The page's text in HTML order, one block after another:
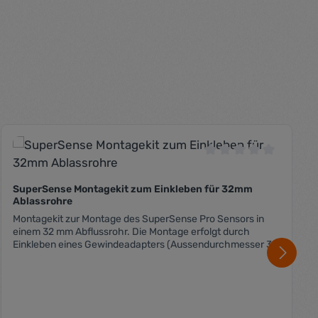
von 0 von 5 Sternen
SuperSense Montagekit zum Einkleben für 32mm
Ablassrohre
Montagekit zur Montage des SuperSense Pro Sensors in
einem 32 mm Abflussrohr. Die Montage erfolgt durch
Einkleben eines Gewindeadapters (Aussendurchmesser 32
Montagekit ermöglicht eine Montage nach Montageart "B1"